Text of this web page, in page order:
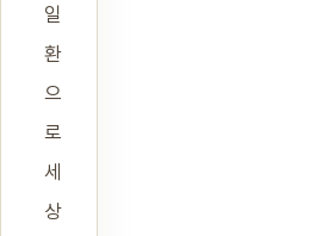
일
환
으
로
세
상